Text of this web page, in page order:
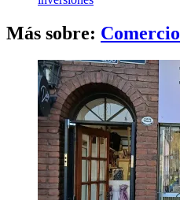
Más sobre: Comercio